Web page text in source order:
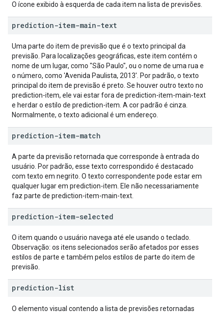
O ícone exibido à esquerda de cada item na lista de previsões.
prediction-item-main-text
Uma parte do item de previsão que é o texto principal da
previsão. Para localizações geográficas, este item contém o
nome de um lugar, como "São Paulo", ou o nome de uma rua e
o número, como 'Avenida Paulista, 2013'. Por padrão, o texto
principal do item de previsão é preto. Se houver outro texto no
prediction-item, ele vai estar fora de prediction-item-main-text
e herdar o estilo de prediction-item. A cor padrão é cinza.
Normalmente, o texto adicional é um endereço.
prediction-item-match
A parte da previsão retornada que corresponde à entrada do
usuário. Por padrão, esse texto correspondido é destacado
com texto em negrito. O texto correspondente pode estar em
qualquer lugar em prediction-item. Ele não necessariamente
faz parte de prediction-item-main-text.
prediction-item-selected
O item quando o usuário navega até ele usando o teclado.
Observação: os itens selecionados serão afetados por esses
estilos de parte e também pelos estilos de parte do item de
previsão.
prediction-list
O elemento visual contendo a lista de previsões retornadas